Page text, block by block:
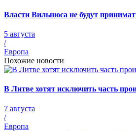
Власти Вильнюса не будут
5 августа
/
Европа
Похожие новости
В Литве хотят исключить часть
7 августа
/
Европа